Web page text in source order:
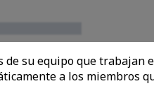
su equipo que trabajan
a los miembros